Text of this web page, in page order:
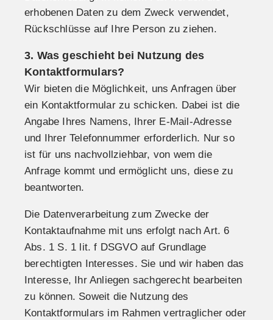
erhobenen Daten zu dem Zweck verwendet,
Rückschlüsse auf Ihre Person zu ziehen.
3. Was geschieht bei Nutzung des
Kontaktformulars?
Wir bieten die Möglichkeit, uns Anfragen über
ein Kontaktformular zu schicken. Dabei ist die
Angabe Ihres Namens, Ihrer E-Mail-Adresse
und Ihrer Telefonnummer erforderlich. Nur so
ist für uns nachvollziehbar, von wem die
Anfrage kommt und ermöglicht uns, diese zu
beantworten.
Die Datenverarbeitung zum Zwecke der
Kontaktaufnahme mit uns erfolgt nach Art. 6
Abs. 1 S. 1 lit. f DSGVO auf Grundlage
berechtigten Interesses. Sie und wir haben das
Interesse, Ihr Anliegen sachgerecht bearbeiten
zu können. Soweit die Nutzung des
Kontaktformulars im Rahmen vertraglicher oder